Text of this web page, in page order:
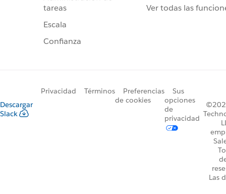
tareas
Escala
Confianza
Ver todas las
Descargar
Slack
Privacidad Términos
Preferencias
de cookies
Sus
opciones
de
privacidad
Las